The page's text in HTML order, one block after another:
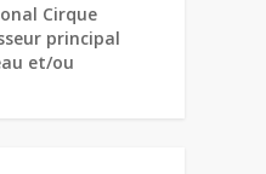
Cirque
principal
et/ou